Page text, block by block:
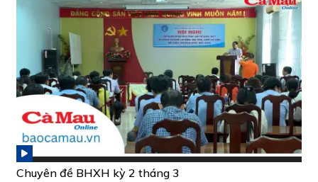
Chuyên đề BHXH kỳ 2 tháng 3